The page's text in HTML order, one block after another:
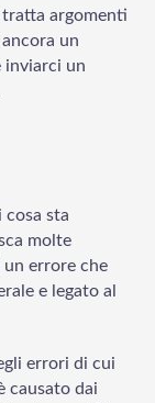
argomenti
un
inviarci un
cosa sta
molte
errore che
e legato al
errori di cui
causato dai